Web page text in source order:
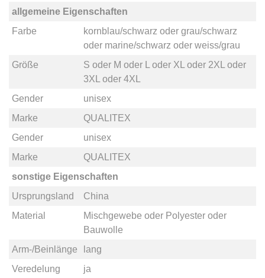
allgemeine Eigenschaften
Farbe
kornblau/schwarz oder grau/schwarz
oder marine/schwarz oder weiss/grau
Größe
S oder M oder oder XL oder 2XL
oder
3XL
oder 4XL
Gender
unisex
Marke
QUALITEX
Gender
unisex
Marke
QUALITEX
sonstige Eigenschaften
Ursprungsland
China
Material
Mischgewebe oder Polyesteroder
Bauwolle
Arm-/Beinlänge
lang
Veredelung
ja